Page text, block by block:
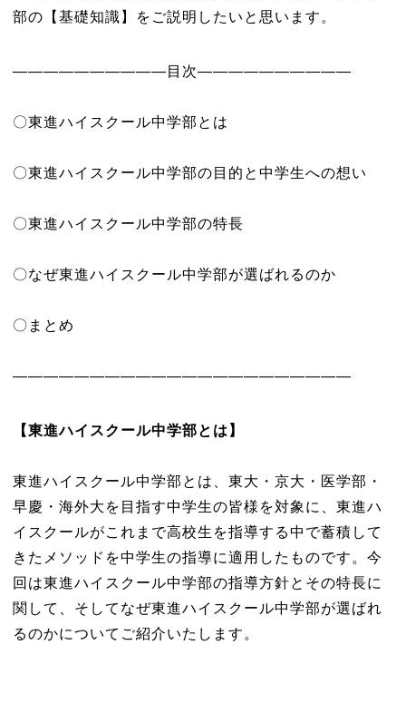
部の【基礎知識】をご説明したいと思います。
――――――――――目次――――――――――
〇東進ハイスクール中学部とは
〇東進ハイスクール中学部の目的と中学生への想い
〇東進ハイスクール中学部の特長
〇なぜ東進ハイスクール中学部が選ばれるのか
〇まとめ
――――――――――――――――――――――
【東進ハイスクール中学部とは】
東進ハイスクール中学部とは、東大・京大・医学部・
早慶・海外大を目指す中学生の皆様を対象に、東進ハ
イスクールがこれまで高校生を指導する中で蓄積して
きたメソッドを中学生の指導に適用したものです。今
回は東進ハイスクール中学部の指導方針とその特長に
関して、そしてなぜ東進ハイスクール中学部が選ばれ
るのかについてご紹介いたします。